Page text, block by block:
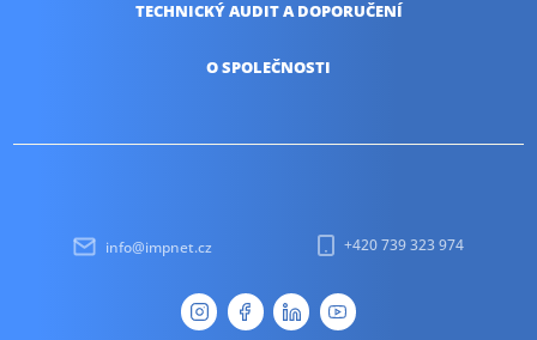
TECHNICKÝ AUDITA DOPORUČENÍ
O SPOLEČNOSTI
info@impnet.cz +420 739 323 974